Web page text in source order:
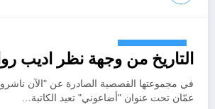
أكتوبر 25, 2024
التاريخ من وجهة نظر اديب
في مجموعتها القصصية الصادرة عن "الآن
عمّان تحت عنوان "أضاعوني" تعيد الكاتبة…